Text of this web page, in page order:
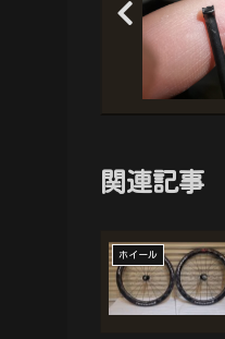
関連記事
ホイール